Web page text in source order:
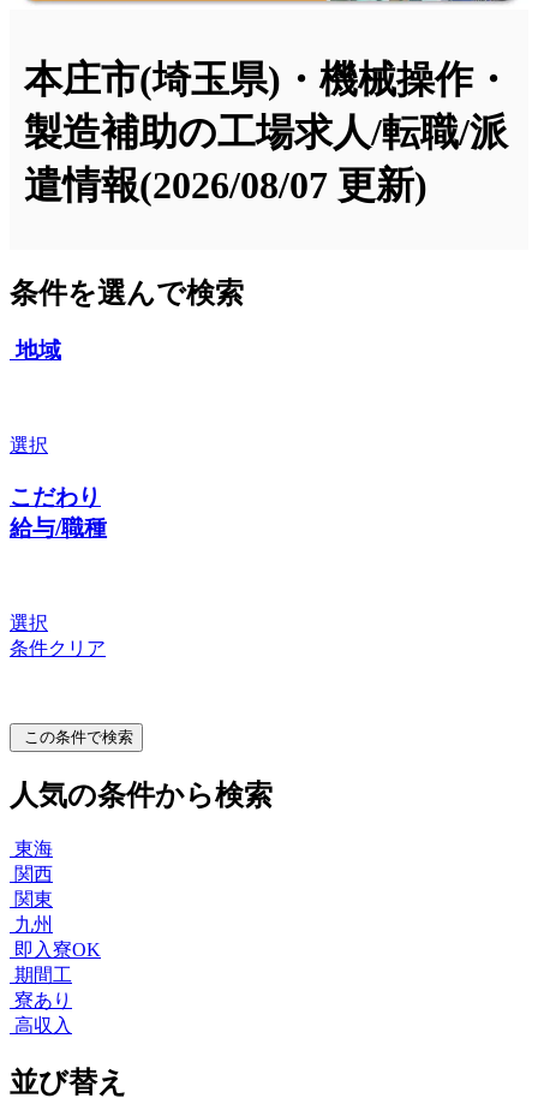
本庄市(埼玉県)・機械操作・
製造補助の工場求人/転職/派
遣情報(2026/08/07 更新)
条件を選んで検索
地域
選択
こだわり
給与/職種
選択
条件クリア
この条件で検索
人気の条件から検索
東海
関西
関東
九州
即入寮OK
期間工
寮あり
高収入
並び替え